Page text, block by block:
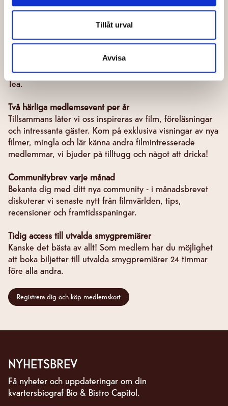
Tillåt urval
Avvisa
Välj din medlemsnivå: 4 eller 6 inkluderade biobiljetter
per år
Dina biljetter är giltiga till följande visningar på vårt
ordinarie bioprogram: Dine-in, Sing- och Partyalong,
seniorbio, familjematinéer, smygpremiärer och Afternoon
Tea.
Två härliga medlemsevent per år
Tillsammans låter vi oss inspireras av film, föreläsningar
och intressanta gäster. Kom på exklusiva visningar av nya
filmer, mingla och lär känna andra filmintresserade
medlemmar, vi bjuder på tilltugg och något att dricka!
Communitybrev varje månad
Bekanta dig med ditt nya community - i månadsbrevet
diskuterar vi senaste nytt från filmvärlden, tips,
recensioner och framtidsspaningar.
Tidig access till utvalda smygpremiärer
Kanske det bästa av allt! Som medlem har du möjlighet
att boka biljetter till utvalda smygpremiärer 24 timmar
före alla andra.
Registrera dig och köp medlemskort
NYHETSBREV
Få nyheter och uppdateringar om din
kvartersbiograf Bio & Bistro Capitol.